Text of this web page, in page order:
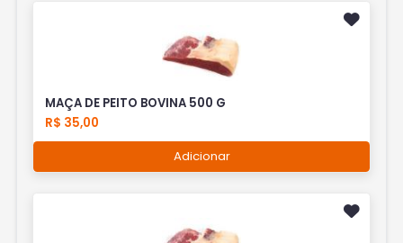
MAÇA DE PEITO BOVINA 500 G
R$ 35,00
Adicionar